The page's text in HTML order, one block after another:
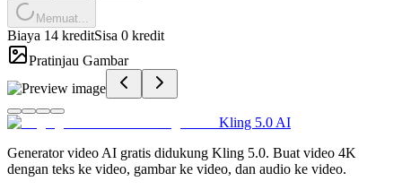
Memuat...
Biaya 14 kreditSisa 0 kredit
Pratinjau Gambar
Kling 5.0 AI
Generator video AI gratis didukung Kling 5.0. Buat video 4K
dengan teks ke video, gambar ke video, dan audio ke video.